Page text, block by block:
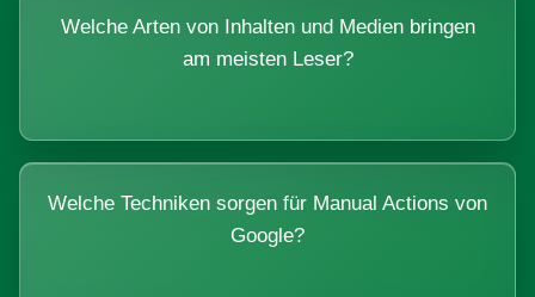
Welche Arten von Inhalten und Medien bringen
am meisten Leser?
Welche Techniken sorgen für Manual Actions von
Google?